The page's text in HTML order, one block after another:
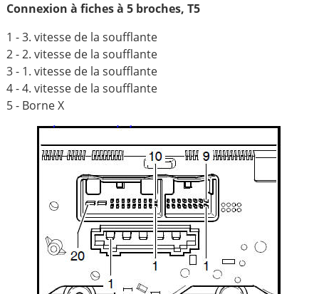
Connexion à fiches à 5 broches, T5
1 - 3. vitesse de la soufflante
2 - 2. vitesse de la soufflante
3 - 1. vitesse de la soufflante
4 - 4. vitesse de la soufflante
5 - Borne X